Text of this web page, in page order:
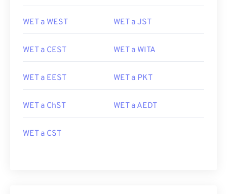
WET a WEST WET a JST
WET a CEST WET a WITA
WET a EEST WET a PKT
WET a ChST WET a AEDT
WET a CST